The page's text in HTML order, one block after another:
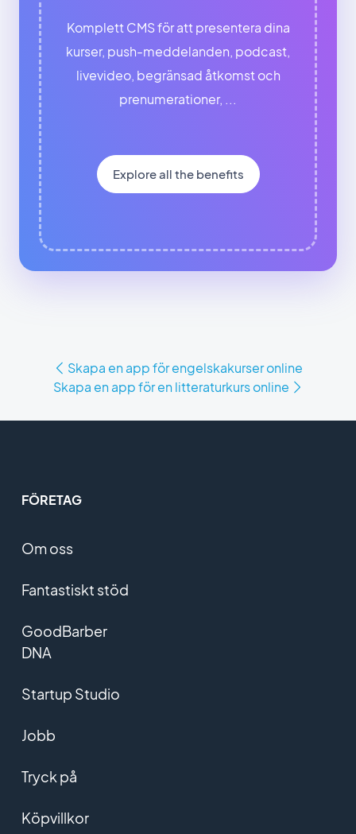
Komplett CMS för att presentera dina
kurser, push-meddelanden, podcast,
livevideo, begränsad åtkomst och
prenumerationer, ...
Explore all the benefits
Skapa en app för engelskakurser online
Skapa en app för en litteraturkurs online
FÖRETAG
Om oss
Fantastiskt stöd
GoodBarber
DNA
Startup Studio
Jobb
Tryck på
Köpvillkor